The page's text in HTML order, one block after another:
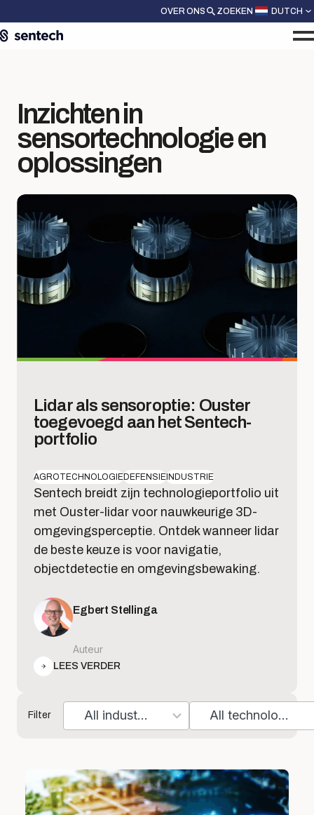
OVER ONS ZOEKEN DUTCH
Inzichten in
sensortechnologie en
oplossingen
Lidar als sensoroptie: Ouster
toegevoegd aan het Sentech-
portfolio
AGROTECHNOLOGIEDEFENSIEINDUSTRIE
Sentech breidt zijn technologieportfolio uit
met Ouster-lidar voor nauwkeurige 3D-
omgevingsperceptie. Ontdek wanneer lidar
de beste keuze is voor navigatie,
objectdetectie en omgevingsbewaking.
Egbert Stellinga
Auteur
LEES VERDER
Filter All industries All technologies